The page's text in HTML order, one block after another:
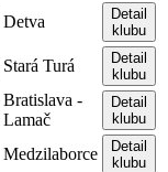
Detva
Detail
klubu
Stará Turá
Detail
klubu
Bratislava -
Lamač
Detail
klubu
Medzilaborce
Detail
klubu